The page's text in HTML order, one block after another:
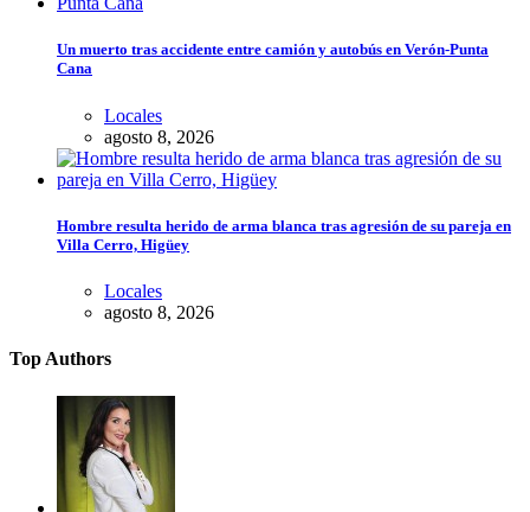
Un muerto tras accidente entre camión y autobús en Verón-Punta
Cana
Locales
agosto 8, 2026
Hombre resulta herido de arma blanca tras agresión de su pareja en
Villa Cerro, Higüey
Locales
agosto 8, 2026
Top Authors